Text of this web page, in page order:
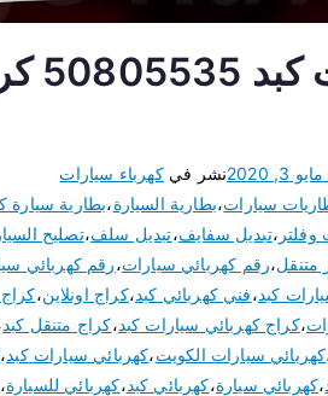
مايو 3, 2020 نشر فيكهرباء سيارات
سيارات،بطارية السيارة،بطارية سيارة
وفلتر ،تبديل سفايف،تبديل سلف،تصليح
متنقل،رقم كهربائي سيارات،رقم كهربائي
كبد،فني كهربائي كبد،كراج اونلاين،
،كراج كهربائي سيارات كبد،كراج متنقل كبد
كهربائي سيارات الكويت،كهربائي سيارات كبد،
،كهربائي سيارة،كهربائي كبد،كهربائي للسيارة،